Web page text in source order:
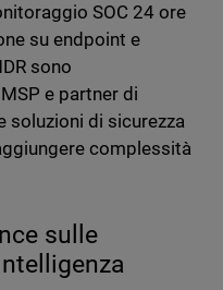
SOC 24 ore
su endpoint e
sono
e partner di
soluzioni di sicurezza
complessità
sulle